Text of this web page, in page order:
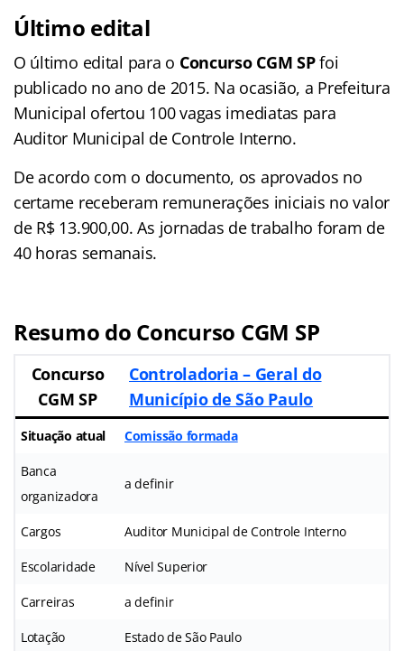
Último edital
O último edital para o Concurso CGM SPfoi
publicado no ano de 2015. Na ocasião, a Prefeitura
Municipal ofertou 100 vagas imediatas para
Auditor Municipal de Controle Interno.
De acordo com o documento, os aprovados no
certame receberam remunerações iniciais no valor
de R$ 13.900,00. As jornadas de trabalho foram de
40 horas semanais.
Resumo do Concurso CGM SP
Concurso
CGM SP
Controladoria – Geral do
Município de São Paulo
Situação atual Comissão formada
Banca
organizadora
a definir
Cargos Auditor Municipal de Controle Interno
Escolaridade Nível Superior
Carreiras a definir
Lotação Estado de São Paulo